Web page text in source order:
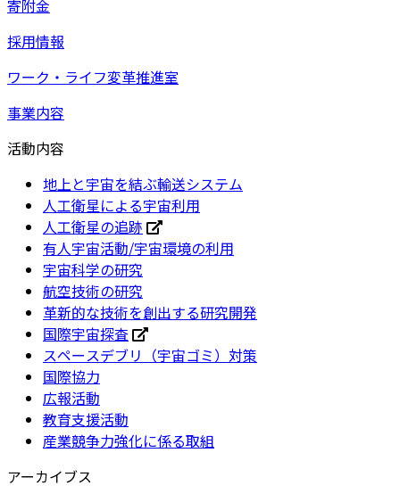
寄附金
採用情報
ワーク・ライフ変革推進室
事業内容
活動内容
地上と宇宙を結ぶ輸送システム
人工衛星による宇宙利用
人工衛星の追跡
有人宇宙活動/宇宙環境の利用
宇宙科学の研究
航空技術の研究
革新的な技術を創出する研究開発
国際宇宙探査
スペースデブリ（宇宙ゴミ）対策
国際協力
広報活動
教育支援活動
産業競争力強化に係る取組
アーカイブス